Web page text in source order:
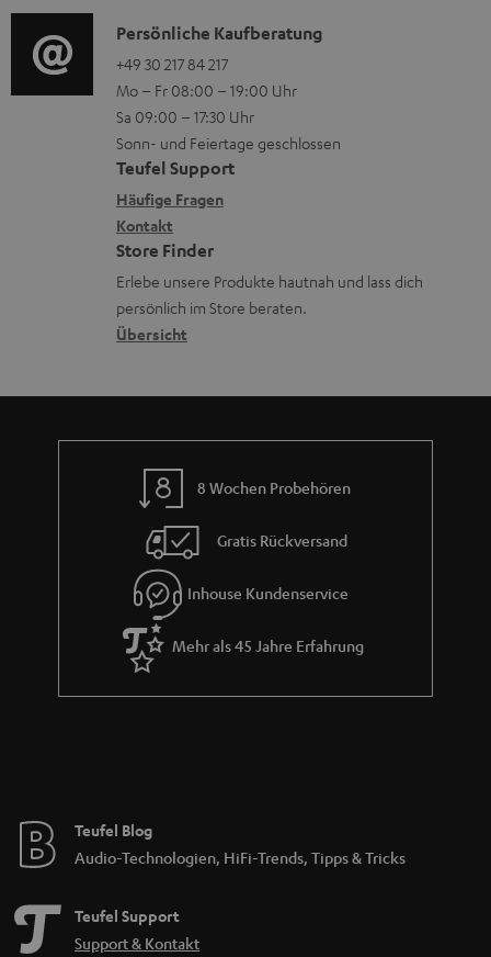
d
e
n
e
n
z
u
m
V
e
r
s
a
d
t
i
o
n
e
n
z
u
r
G
r
a
i
o
-
L
e
x
i
k
o
n
K
o
n
t
a
k
t
d
a
t
n
Persönliche Kaufberatung
+49 30 217 84 217
Mo – Fr 08:00 – 19:00 Uhr
Sa 09:00 – 17:30 Uhr
Sonn- und Feiertage geschlossen
Teufel Support
Häufige Fragen
Kontakt
Store Finder
Erlebe unsere Produkte hautnah und lass dich
persönlich im Store beraten.
Übersicht
8 Wochen Probehören
Gratis Rückversand
Inhouse Kundenservice
Mehr als 45 Jahre Erfahrung
Teufel Blog
Audio-Technologien, HiFi-Trends, Tipps & Tricks
Teufel Support
Support & Kontakt